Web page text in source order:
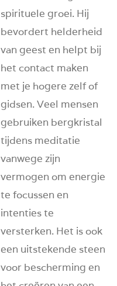
spirituele groei. Hij
bevordert helderheid
van geest en helpt bij
het contact maken
met je hogere zelf of
gidsen. Veel mensen
gebruiken bergkristal
tijdens meditatie
vanwege zijn
vermogen om energie
te focussen en
intenties te
versterken. Het is ook
een uitstekende steen
voor bescherming en